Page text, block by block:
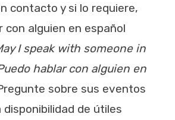
contacto y si lo requiere,
con alguien en español
I speak with someone in
hablar con alguien en
sobre sus eventos
disponibilidad de útiles